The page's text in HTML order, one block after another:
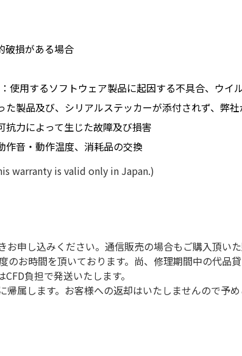
破損がある場合
使用するソフトウェア製品に起因する不具合、ウイ
製品及び、シリアルステッカーが添付されず、弊
力によって生じた故障及び損害
音・動作温度、消耗品の交換
warranty is valid only in Japan.)
申し込みください。通信販売の場合もご購入頂いた
お時間を頂いております。尚、修理期間中の代品貸
負担で発送いたします。
属します。お客様への返却はいたしませんので予め